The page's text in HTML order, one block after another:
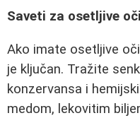
Saveti za osetljive oči
Ako imate osetljive
je ključan. Tražite
konzervansa i
medom, lekovitim